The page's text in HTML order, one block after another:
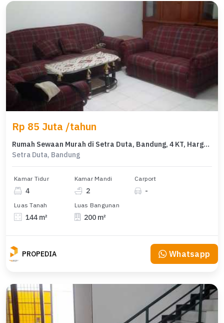
Rp 85 Juta /tahun
Rumah Sewaan Murah di Setra Duta, Bandung, 4 KT, Harga 85 Juta /tahun
Setra Duta, Bandung
Kamar Tidur
4
Kamar Mandi
2
Carport
-
Luas Tanah
144 m²
Luas Bangunan
200 m²
PROPEDIA Whatsapp